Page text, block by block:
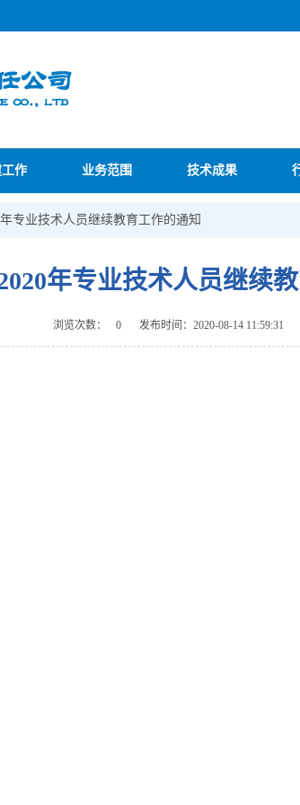
作 业务范围 技术成果
专业技术人员继续教育工作的通知
年专业技术人员继续
浏览次数： 0 发布时间：2020-08-14 11:59:31